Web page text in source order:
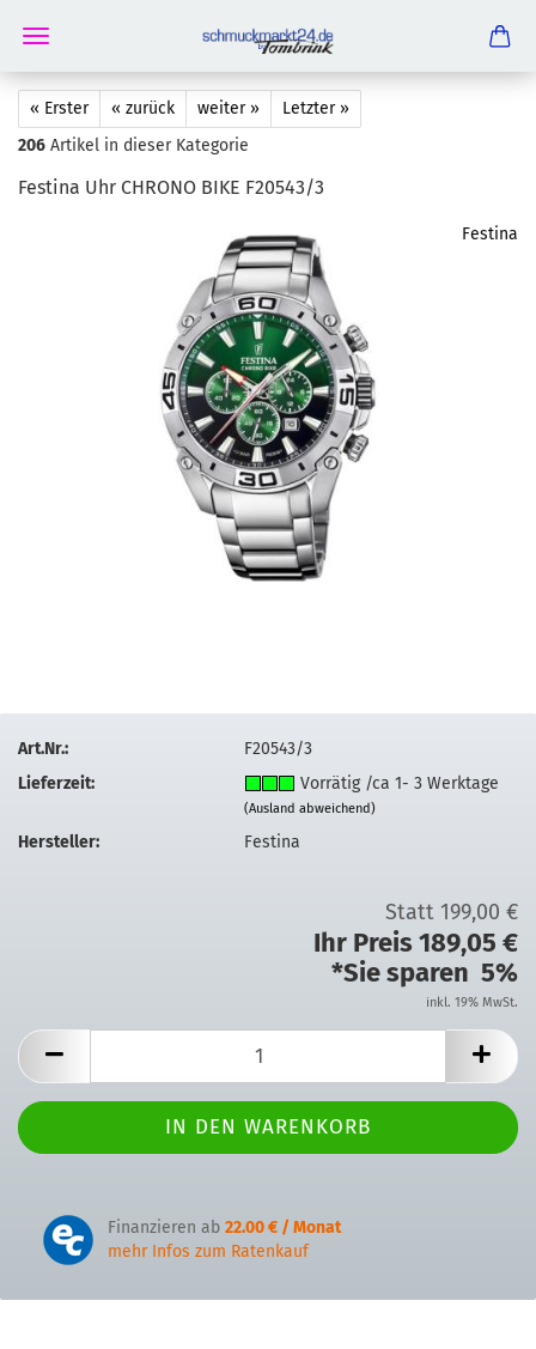
« Erster « zurück weiter »
Letzter »
206 Artikel in dieser Kategorie
Festi­na Uhr CHRO­NO BIKE F20543/3
Festina
Art.Nr.:
F20543/3
Lieferzeit:
Vorrätig /ca 1- 3 Werktage
(Ausland abweichend)
Hersteller: Festina
Statt 199,00 €
Ihr Preis 189,05 €
*Sie sparen 5%
inkl. 19% MwSt.
Finanzieren ab 22.00 € / Monat
mehr Infos zum Ratenkauf